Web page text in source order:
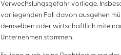
Verwechslungsgefahr vorliege.
vorliegenden Fall davon ausgehen
demselben oder wirtschaftlich
Unternehmen stammen.